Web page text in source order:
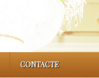
CONTACTE